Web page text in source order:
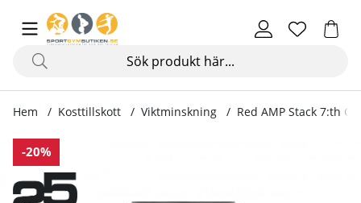
Hem Kosttillskott Viktminskning Red AMP Stack 7:th
-20%
Produktbilder Red AMP Stack 7:th Generation, 50 kapslar